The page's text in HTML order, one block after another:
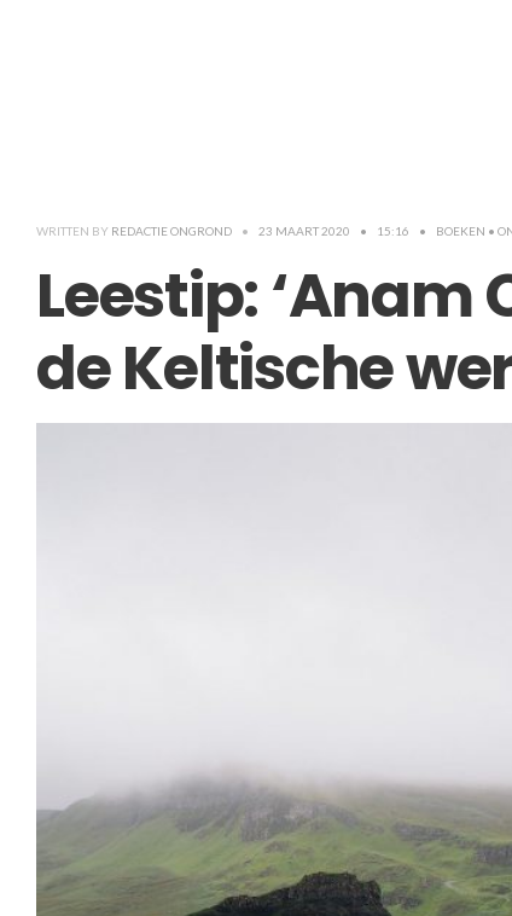
WRITTEN BY REDACTIE ONGROND • 23 MAART 2020 • 15:16 • BOEKEN •
Leestip:
de Keltische